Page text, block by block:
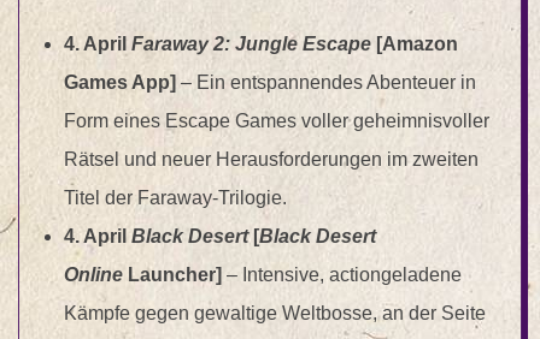
4. April Faraway 2: Jungle Escape [Amazon
Games App] – Ein entspannendes Abenteuer in
Form eines Escape Games voller geheimnisvoller
Rätsel und neuer Herausforderungen im zweiten
Titel der Faraway-Trilogie.
4. April Black Desert [Black Desert
Online Launcher] – Intensive, actiongeladene
Kämpfe gegen gewaltige Weltbosse, an der Seite